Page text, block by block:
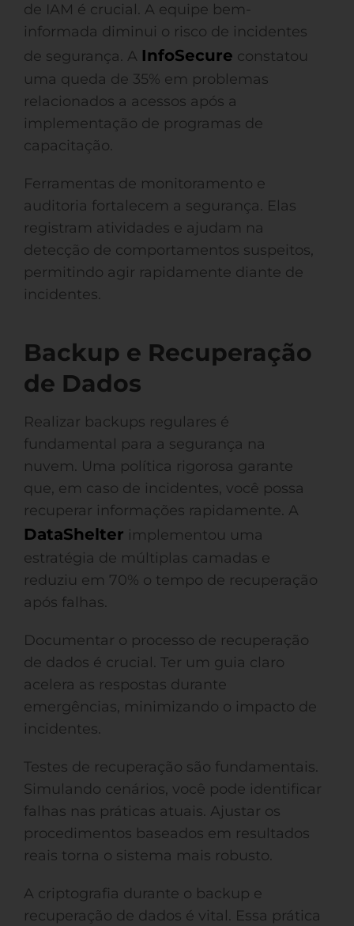
de IAM é crucial. A equipe bem-
informada diminui o risco de incidentes
de segurança. A InfoSecure constatou
uma queda de 35% em problemas
relacionados a acessos após a
implementação de programas de
capacitação.
Ferramentas de monitoramento e
auditoria fortalecem a segurança. Elas
registram atividades e ajudam na
detecção de comportamentos suspeitos,
permitindo agir rapidamente diante de
incidentes.
Backup e Recuperação
de Dados
Realizar backups regulares é
fundamental para a segurança na
nuvem. Uma política rigorosa garante
que, em caso de incidentes, você possa
recuperar informações rapidamente. A
DataShelter implementou uma
estratégia de múltiplas camadas e
reduziu em 70% o tempo de recuperação
após falhas.
Documentar o processo de recuperação
de dados é crucial. Ter um guia claro
acelera as respostas durante
emergências, minimizando o impacto de
incidentes.
Testes de recuperação são fundamentais.
Simulando cenários, você pode identificar
falhas nas práticas atuais. Ajustar os
procedimentos baseados em resultados
reais torna o sistema mais robusto.
A criptografia durante o backup e
recuperação de dados é vital. Essa prática